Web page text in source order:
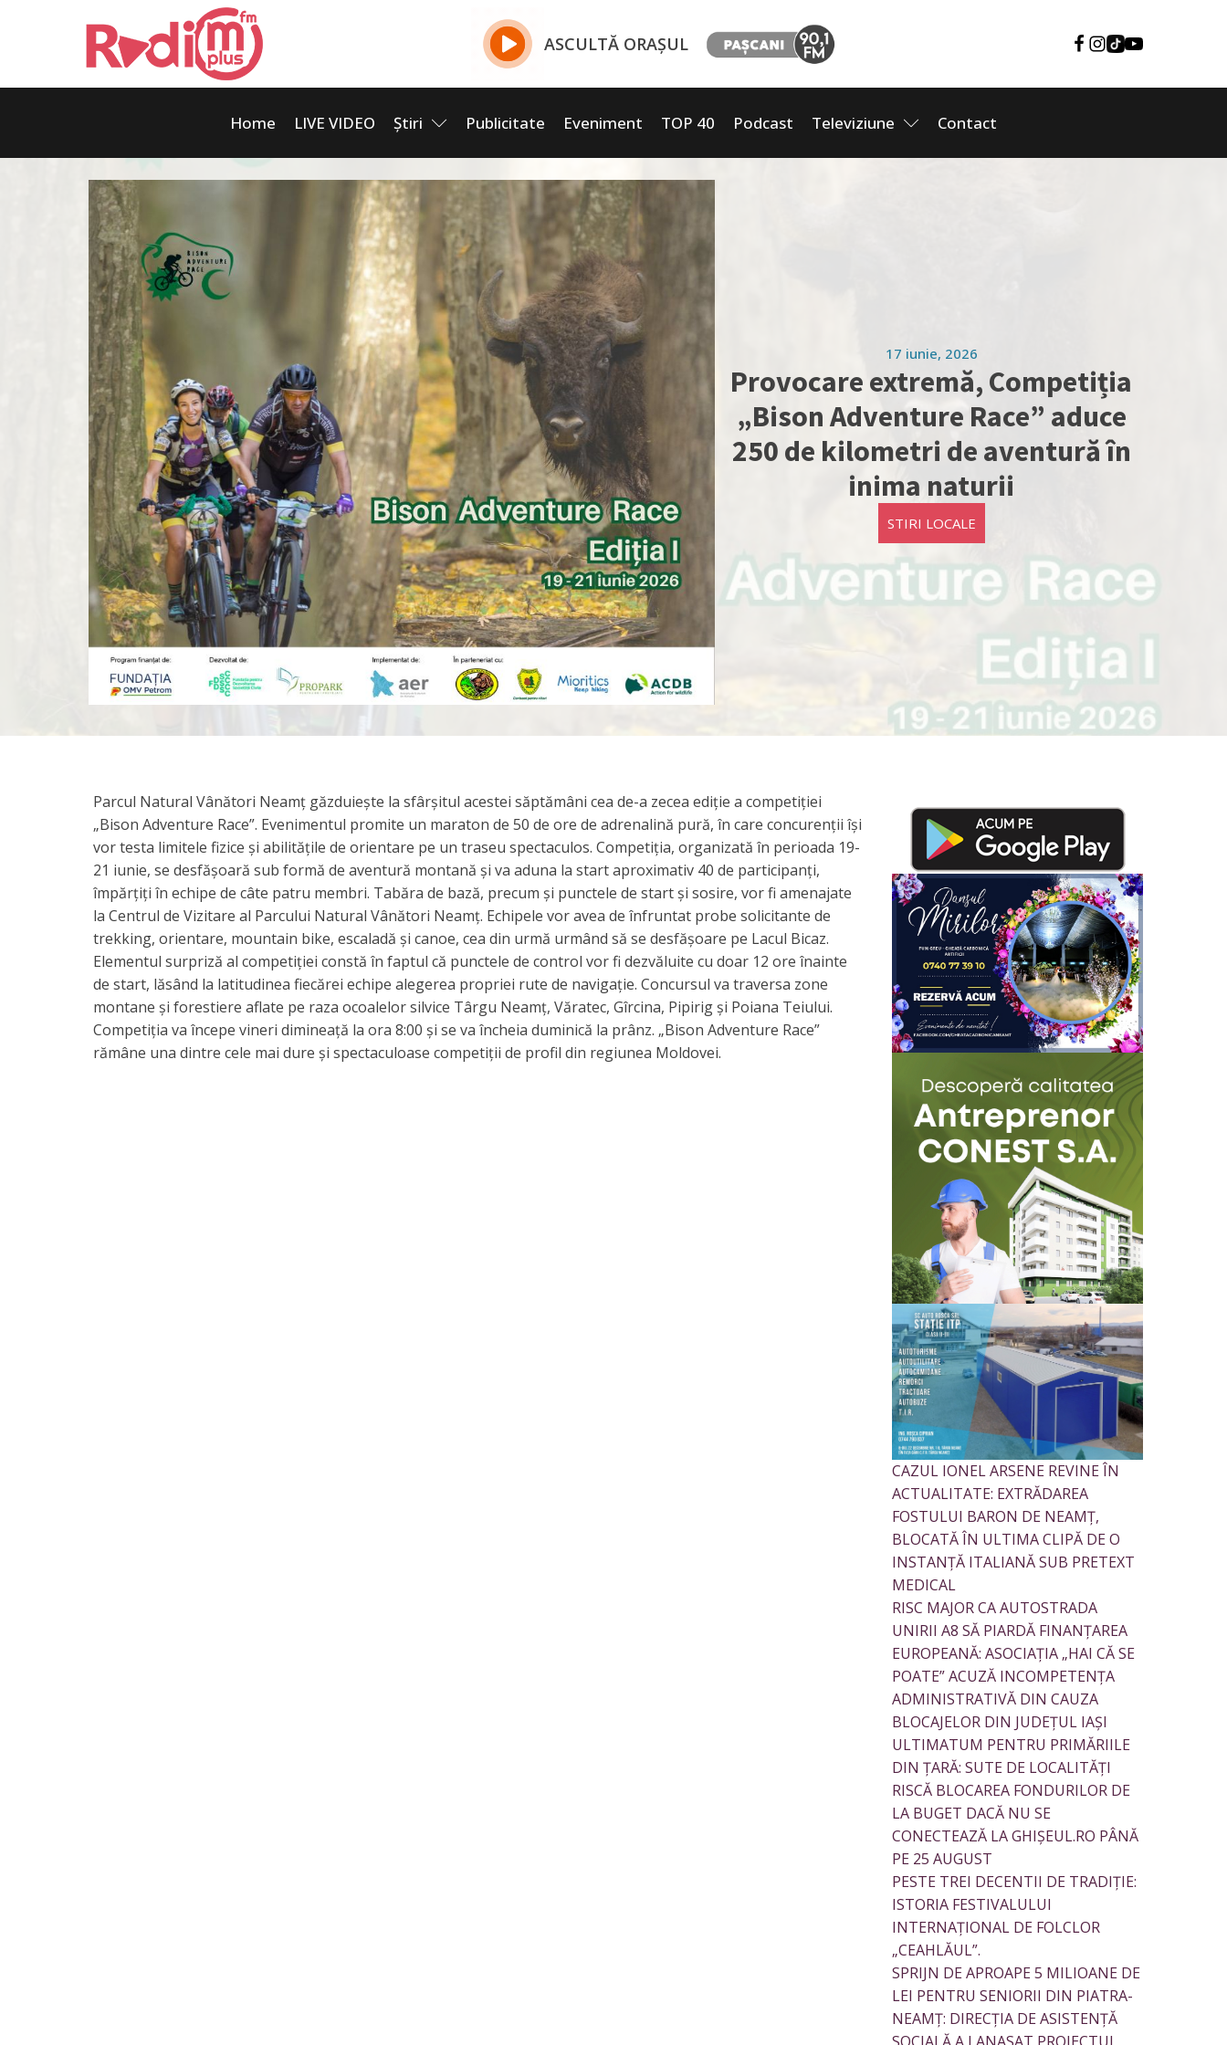
ASCULTĂ ORAȘUL
Home LIVE VIDEO Știri Publicitate Eveniment TOP 40 Podcast Televiziune Contact
17 iunie, 2026
Provocare extremă, Competiția
„Bison Adventure Race” aduce
250 de kilometri de aventură în
inima naturii
STIRI LOCALE
Parcul Natural Vânători Neamț găzduiește la sfârșitul acestei săptămâni cea de-a zecea ediție a competiției
„Bison Adventure Race”. Evenimentul promite un maraton de 50 de ore de adrenalină pură, în care concurenții își
vor testa limitele fizice și abilitățile de orientare pe un traseu spectaculos. Competiția, organizată în perioada 19-
21 iunie, se desfășoară sub formă de aventură montană și va aduna la start aproximativ 40 de participanți,
împărțiți în echipe de câte patru membri. Tabăra de bază, precum și punctele de start și sosire, vor fi amenajate
la Centrul de Vizitare al Parcului Natural Vânători Neamț. ​Echipele vor avea de înfruntat probe solicitante de
trekking, orientare, mountain bike, escaladă și canoe, cea din urmă urmând să se desfășoare pe Lacul Bicaz.​
Elementul surpriză al competiției constă în faptul că punctele de control vor fi dezvăluite cu doar 12 ore înainte
de start, lăsând la latitudinea fiecărei echipe alegerea propriei rute de navigație. Concursul va traversa zone
montane și forestiere aflate pe raza ocoalelor silvice Târgu Neamț, Văratec, Gîrcina, Pipirig și Poiana Teiului.
Competiția va începe vineri dimineață la ora 8:00 și se va încheia duminică la prânz. „Bison Adventure Race”
rămâne una dintre cele mai dure și spectaculoase competiții de profil din regiunea Moldovei.
CAZUL IONEL ARSENE REVINE ÎN
ACTUALITATE: EXTRĂDAREA
FOSTULUI BARON DE NEAMȚ,
BLOCATĂ ÎN ULTIMA CLIPĂ DE O
INSTANȚĂ ITALIANĂ SUB PRETEXT
MEDICAL
RISC MAJOR CA AUTOSTRADA
UNIRII A8 SĂ PIARDĂ FINANȚAREA
EUROPEANĂ: ASOCIAȚIA „HAI CĂ SE
POATE” ACUZĂ INCOMPETENȚA
ADMINISTRATIVĂ DIN CAUZA
BLOCAJELOR DIN JUDEȚUL IAȘI
ULTIMATUM PENTRU PRIMĂRIILE
DIN ȚARĂ: SUTE DE LOCALITĂȚI
RISCĂ BLOCAREA FONDURILOR DE
LA BUGET DACĂ NU SE
CONECTEAZĂ LA GHIȘEUL.RO PÂNĂ
PE 25 AUGUST
PESTE TREI DECENTII DE TRADIȚIE:
ISTORIA FESTIVALULUI
INTERNAȚIONAL DE FOLCLOR
„CEAHLĂUL”.
SPRIJN DE APROAPE 5 MILIOANE DE
LEI PENTRU SENIORII DIN PIATRA-
NEAMȚ: DIRECȚIA DE ASISTENȚĂ